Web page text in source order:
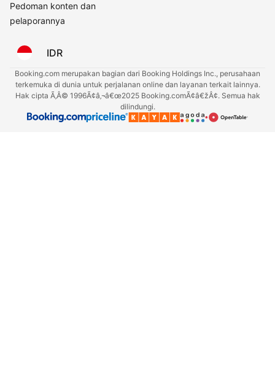
Pedoman konten dan
pelaporannya
IDR
Booking.com merupakan bagian dari Booking Holdings Inc., perusahaan
terkemuka di dunia untuk perjalanan online dan layanan terkait lainnya.
Hak cipta Ã‚Â© 1996Ã¢â‚¬â€œ2025 Booking.comÃ¢â€žÂ¢. Semua hak
dilindungi.